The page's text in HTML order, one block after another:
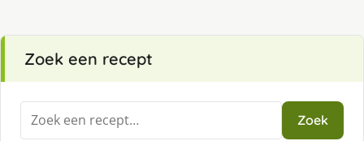
Zoek een recept
Zoeken
naar:
Zoek